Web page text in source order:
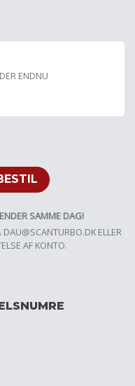
ENDNU
SAMME DAG!
DAU@SCANTURBO.DKELLER
AF KONTO.